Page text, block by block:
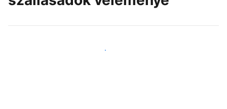
Csatlakozzon Önhöz hasonló szállásadókhoz